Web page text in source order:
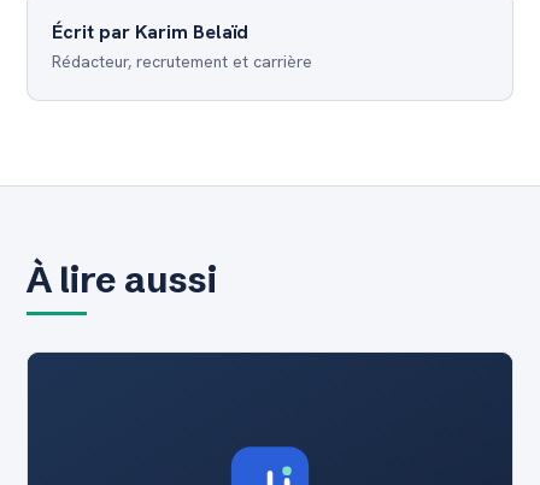
Écrit par Karim Belaïd
Rédacteur, recrutement et carrière
À lire aussi